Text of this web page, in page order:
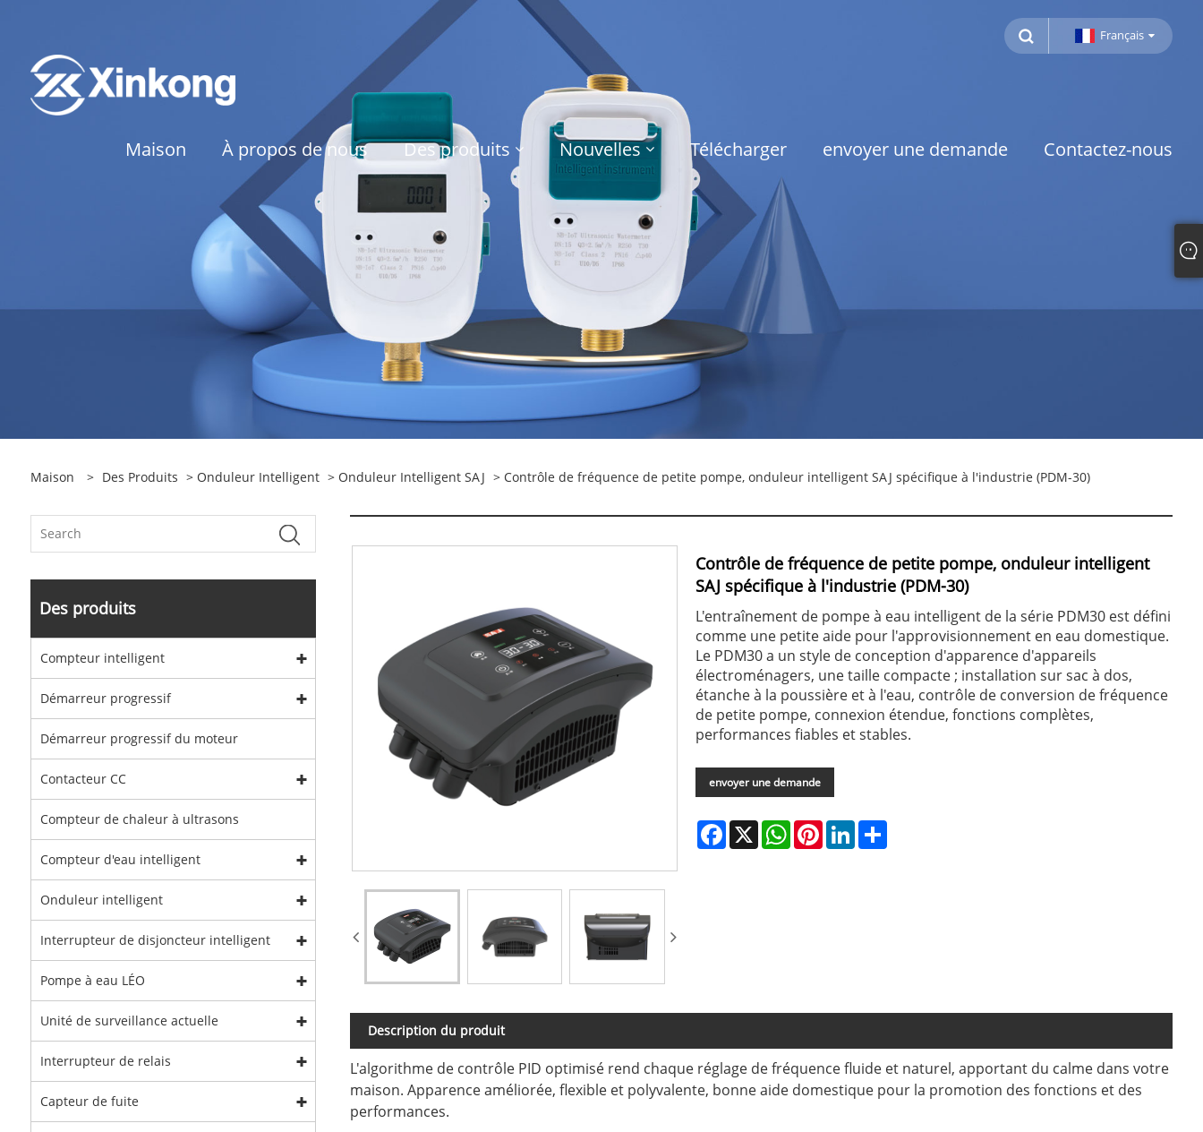
Français
Maison À propos de nous Des produits Nouvelles Télécharger envoyer une demande Contactez-nous
Maison > Des Produits > Onduleur Intelligent > Onduleur Intelligent SAJ > Contrôle de fréquence de petite pompe, onduleur intelligent SAJ spécifique à l'industrie (PDM-30)
Des produits
Compteur intelligent
Démarreur progressif
Démarreur progressif du moteur
Contacteur CC
Compteur de chaleur à ultrasons
Compteur d'eau intelligent
Onduleur intelligent
Interrupteur de disjoncteur intelligent
Pompe à eau LÉO
Unité de surveillance actuelle
Interrupteur de relais
Capteur de fuite
Contrôle de fréquence de petite pompe, onduleur intelligent
SAJ spécifique à l'industrie (PDM-30)
L'entraînement de pompe à eau intelligent de la série PDM30 est défini
comme une petite aide pour l'approvisionnement en eau domestique.
Le PDM30 a un style de conception d'apparence d'appareils
électroménagers, une taille compacte ; installation sur sac à dos,
étanche à la poussière et à l'eau, contrôle de conversion de fréquence
de petite pompe, connexion étendue, fonctions complètes,
performances fiables et stables.
envoyer une demande
Facebook
X WhatsApp
PinterestLinkedIn
Description du produit
L'algorithme de contrôle PID optimisé rend chaque réglage de fréquence fluide et naturel, apportant du calme dans votre
maison. Apparence améliorée, flexible et polyvalente, bonne aide domestique pour la promotion des fonctions et des
performances.